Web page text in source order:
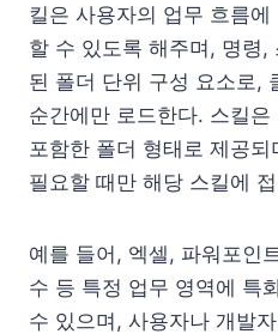
킬은 사용자의 업무 흐름
할 수 있도록 해주며, 명령,
된 폴더 단위 구성 요소로,
순간에만 로드한다. 스킬
포함한 폴더 형태로 제공
필요할 때만 해당 스킬에
예를 들어, 엑셀, 파워포인
수 등 특정 업무 영역에 특
수 있으며, 사용자나 개발